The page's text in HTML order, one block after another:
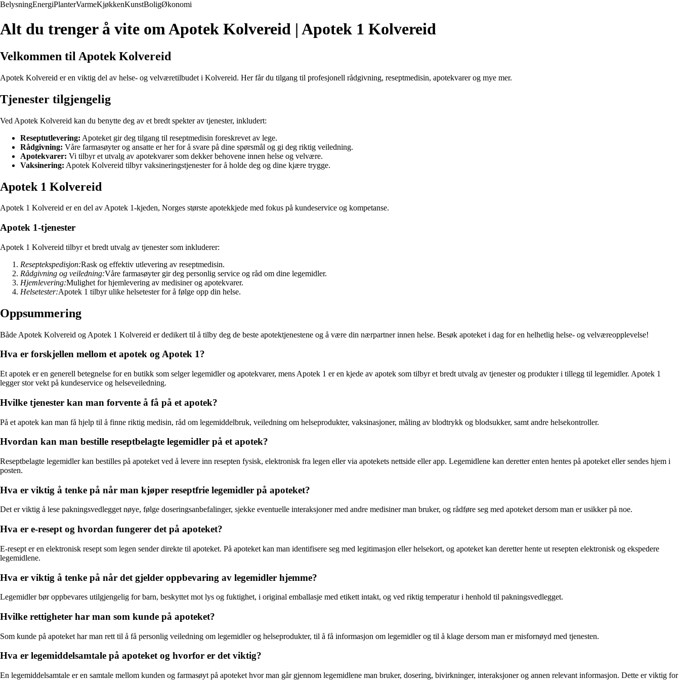
BelysningEnergiPlanterVarmeKjøkkenKunstBoligØkonomi
Alt du trenger å vite om Apotek Kolvereid | Apotek 1 Kolvereid
Velkommen til Apotek Kolvereid
Apotek Kolvereid er en viktig del av helse- og velværetilbudet i Kolvereid. Her får du tilgang til profesjonell rådgivning, reseptmedisin, apotekvarer og mye mer.
Tjenester tilgjengelig
Ved Apotek Kolvereid kan du benytte deg av et bredt spekter av tjenester, inkludert:
Reseptutlevering: Apoteket gir deg tilgang til reseptmedisin foreskrevet av lege.
Rådgivning: Våre farmasøyter og ansatte er her for å svare på dine spørsmål og gi deg riktig veiledning.
Apotekvarer: Vi tilbyr et utvalg av apotekvarer som dekker behovene innen helse og velvære.
Vaksinering: Apotek Kolvereid tilbyr vaksineringstjenester for å holde deg og dine kjære trygge.
Apotek 1 Kolvereid
Apotek 1 Kolvereid er en del av Apotek 1-kjeden, Norges største apotekkjede med fokus på kundeservice og kompetanse.
Apotek 1-tjenester
Apotek 1 Kolvereid tilbyr et bredt utvalg av tjenester som inkluderer:
Reseptekspedisjon:Rask og effektiv utlevering av reseptmedisin.
Rådgivning og veiledning:Våre farmasøyter gir deg personlig service og råd om dine legemidler.
Hjemlevering:Mulighet for hjemlevering av medisiner og apotekvarer.
Helsetester:Apotek 1 tilbyr ulike helsetester for å følge opp din helse.
Oppsummering
Både Apotek Kolvereid og Apotek 1 Kolvereid er dedikert til å tilby deg de beste apotektjenestene og å være din nærpartner innen helse. Besøk apoteket i dag for en helhetlig helse- og velværeopplevelse!
Hva er forskjellen mellom et apotek og Apotek 1?
Et apotek er en generell betegnelse for en butikk som selger legemidler og apotekvarer, mens Apotek 1 er en kjede av apotek som tilbyr et bredt utvalg av tjenester og produkter i tillegg til legemidler. Apotek 1
legger stor vekt på kundeservice og helseveiledning.
Hvilke tjenester kan man forvente å få på et apotek?
På et apotek kan man få hjelp til å finne riktig medisin, råd om legemiddelbruk, veiledning om helseprodukter, vaksinasjoner, måling av blodtrykk og blodsukker, samt andre helsekontroller.
Hvordan kan man bestille reseptbelagte legemidler på et apotek?
Reseptbelagte legemidler kan bestilles på apoteket ved å levere inn resepten fysisk, elektronisk fra legen eller via apotekets nettside eller app. Legemidlene kan deretter enten hentes på apoteket eller sendes hjem i
posten.
Hva er viktig å tenke på når man kjøper reseptfrie legemidler på apoteket?
Det er viktig å lese pakningsvedlegget nøye, følge doseringsanbefalinger, sjekke eventuelle interaksjoner med andre medisiner man bruker, og rådføre seg med apoteket dersom man er usikker på noe.
Hva er e-resept og hvordan fungerer det på apoteket?
E-resept er en elektronisk resept som legen sender direkte til apoteket. På apoteket kan man identifisere seg med legitimasjon eller helsekort, og apoteket kan deretter hente ut resepten elektronisk og ekspedere
legemidlene.
Hva er viktig å tenke på når det gjelder oppbevaring av legemidler hjemme?
Legemidler bør oppbevares utilgjengelig for barn, beskyttet mot lys og fuktighet, i original emballasje med etikett intakt, og ved riktig temperatur i henhold til pakningsvedlegget.
Hvilke rettigheter har man som kunde på apoteket?
Som kunde på apoteket har man rett til å få personlig veiledning om legemidler og helseprodukter, til å få informasjon om legemidler og til å klage dersom man er misfornøyd med tjenesten.
Hva er legemiddelsamtale på apoteket og hvorfor er det viktig?
En legemiddelsamtale er en samtale mellom kunden og farmasøyt på apoteket hvor man går gjennom legemidlene man bruker, dosering, bivirkninger, interaksjoner og annen relevant informasjon. Dette er viktig for